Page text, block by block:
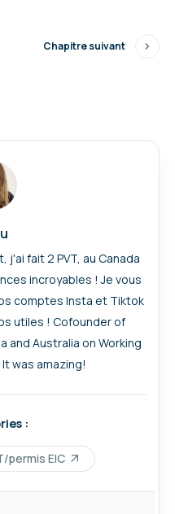
Chapitre suivant
fait 2 PVT, au Canada
incroyables ! Je vous
comptes Insta et Tiktok
utiles ! Cofounder of
and Australia on Working
was amazing!
:
permis EIC